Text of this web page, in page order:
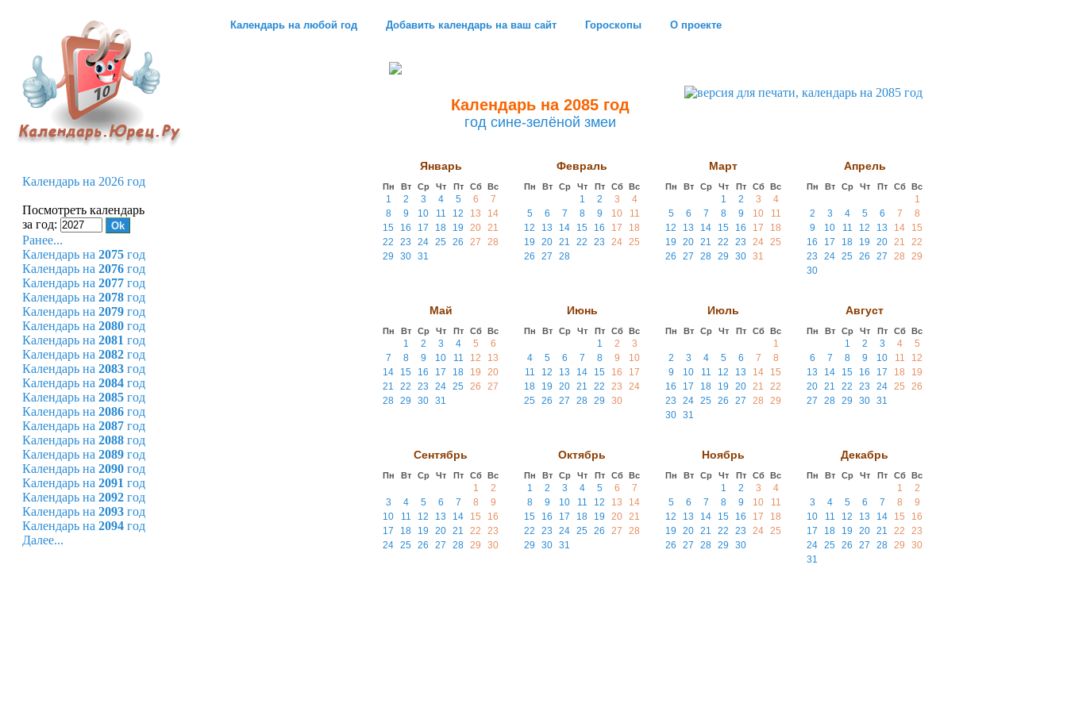
Календарь на любой год Добавить календарь на ваш сайт Гороскопы О проекте
Календарь на 2085 год
год сине-зелёной змеи
Январь
Пн Вт Ср Чт Пт Сб Вс
1 2 3 4 5 6
7
8
9 10 11 12 13
14
15
16 17 18 19 20 21
22
23 24 25 26 27
28
29
30 31
Февраль
Пн Вт Ср Чт Пт Сб Вс
1 2 3
4
5
6 7 8 9 10
11
12
13 14 15 16 17
18
19
20 21 22 23 24 25
26
27 28
Март
Пн Вт Ср Чт Пт Сб Вс
1 2 3
4
5
6 7 8 9 10
11
12
13 14 15 16 17
18
19
20 21 22 23 24 25
26
27 28 29 30 31
Апрель
Пн Вт Ср Чт Пт Сб Вс
1
2
3 4 5 6 7
8
9
10 11 12 13 14
15
16
17 18 19 20 21
22
23
24 25 26 27 28
29
30
Май
Пн Вт Ср Чт Пт Сб Вс
1 2 3 4 5
6
7
8 9 10 11 12
13
14
15 16 17 18 19
20
21
22 23 24 25 26
27
28 29 30 31
Июнь
Пн Вт Ср Чт Пт Сб Вс
1 2
3
4
5 6 7 8 9
10
11
12 13 14 15 16
17
18
19 20 21 22 23
24
25
26 27 28 29 30
Июль
Пн Вт Ср Чт Пт Сб Вс
1
2
3 4 5 6 7
8
9
10 11 12 13 14
15
16
17 18 19 20 21
22
23
24 25 26 27 28
29
30 31
Август
Пн Вт Ср Чт Пт Сб Вс
1 2 3 4
5
6
7 8 9 10 11
12
13
14 15 16 17 18
19
20 21 22 23 24 25
26
27
28 29 30 31
Сентябрь
Пн Вт Ср Чт Пт Сб Вс
1
2
3
4 5 6 7 8
9
10
11 12 13 14 15
16
17
18 19 20 21 22
23
24 25 26 27 28 29 30
Октябрь
Пн Вт Ср Чт Пт Сб Вс
1 2 3 4 5 6
7
8
9 10 11 12 13
14
15
16 17 18 19 20 21
22
23 24 25 26 27
28
29
30 31
Ноябрь
Пн Вт Ср Чт Пт Сб Вс
1 2 3
4
5
6 7 8 9 10
11
12
13 14 15 16 17
18
19
20 21 22 23 24 25
26
27 28 29 30
Декабрь
Пн Вт Ср Чт Пт Сб Вс
1
2
3
4 5 6 7 8
9
10
11 12 13 14 15
16
17
18 19 20 21 22
23
24 25 26 27 28 29
30
31
Календарь на 2026 год
Посмотреть календарь
за год:
Ранее...
Календарь на 2075 год
Календарь на 2076 год
Календарь на 2077 год
Календарь на 2078 год
Календарь на 2079 год
Календарь на 2080 год
Календарь на 2081 год
Календарь на 2082 год
Календарь на 2083 год
Календарь на 2084 год
Календарь на 2085 год
Календарь на 2086 год
Календарь на 2087 год
Календарь на 2088 год
Календарь на 2089 год
Календарь на 2090 год
Календарь на 2091 год
Календарь на 2092 год
Календарь на 2093 год
Календарь на 2094 год
Далее...